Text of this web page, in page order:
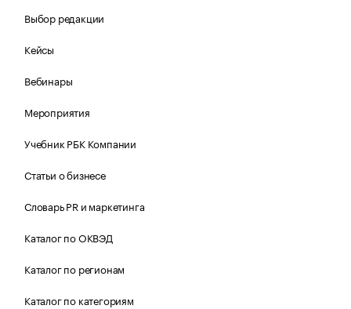
Выбор редакции
Кейсы
Вебинары
Мероприятия
Учебник РБК Компании
Статьи о бизнесе
Словарь PR и маркетинга
Каталог по ОКВЭД
Каталог по регионам
Каталог по категориям